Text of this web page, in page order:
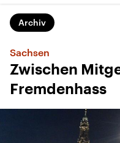
Archiv
Sachsen
Zwischen
Fremdenhass